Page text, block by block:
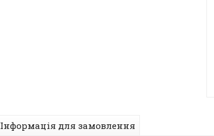
Інформація для замовлення